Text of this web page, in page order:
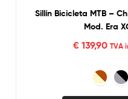
Sillín Bicicleta MTB –
Mod. Era
€139,90 TVA